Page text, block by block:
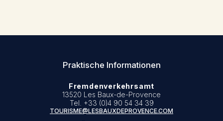
Praktische Informationen
Fremdenverkehrsamt
13520 Les Baux-de-Provence
Tel. +33 (0)4 90 54 34 39
TOURISME@LESBAUXDEPROVENCE.COM